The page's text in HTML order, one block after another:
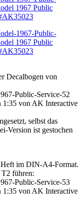
Decalbogen von
selbst das
Version ist gestochen
Heft im DIN-A4-Format.
führen: